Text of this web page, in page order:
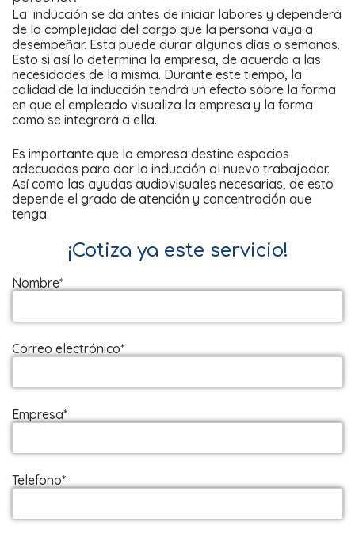
La inducción se da antes de iniciar labores y dependerá
de la complejidad del cargo que la persona vaya a
desempeñar. Esta puede durar algunos días o semanas.
Esto si así lo determina la empresa, de acuerdo a las
necesidades de la misma. Durante este tiempo, la
calidad de la inducción tendrá un efecto sobre la forma
en que el empleado visualiza la empresa y la forma
como se integrará a ella.
Es importante que la empresa destine espacios
adecuados para dar la inducción al nuevo trabajador.
Así como las ayudas audiovisuales necesarias, de esto
depende el grado de atención y concentración que
tenga.
¡Cotiza ya este servicio!
Nombre*
Correo electrónico*
Empresa*
Telefono*